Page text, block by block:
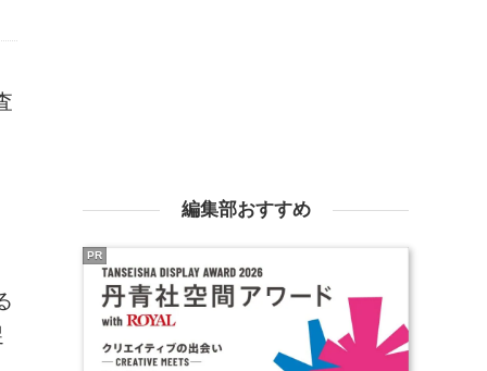
編集部おすすめ
PR